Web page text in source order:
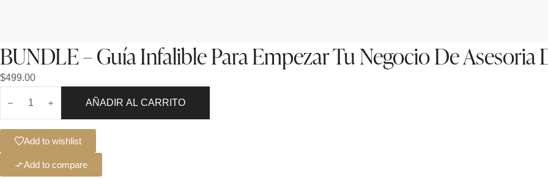
BUNDLE – Guía Infalible Para Empezar Tu Negocio De Asesoria
$499.00
AÑADIR AL CARRITO
Add to wishlist
Add to compare